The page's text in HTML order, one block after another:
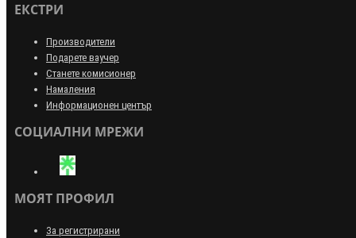
ЕКСТРИ
Производители
Подарете ваучер
Станете комисионер
Намаления
Информационен център
СОЦИАЛНИ МРЕЖИ
МОЯТ ПРОФИЛ
За регистрирани